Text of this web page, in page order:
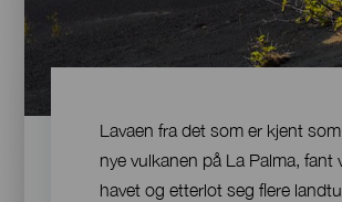
Contenido
Lavaen fra det som er kjent
nye vulkanen på La Palma, fant
havet og etterlot seg flere